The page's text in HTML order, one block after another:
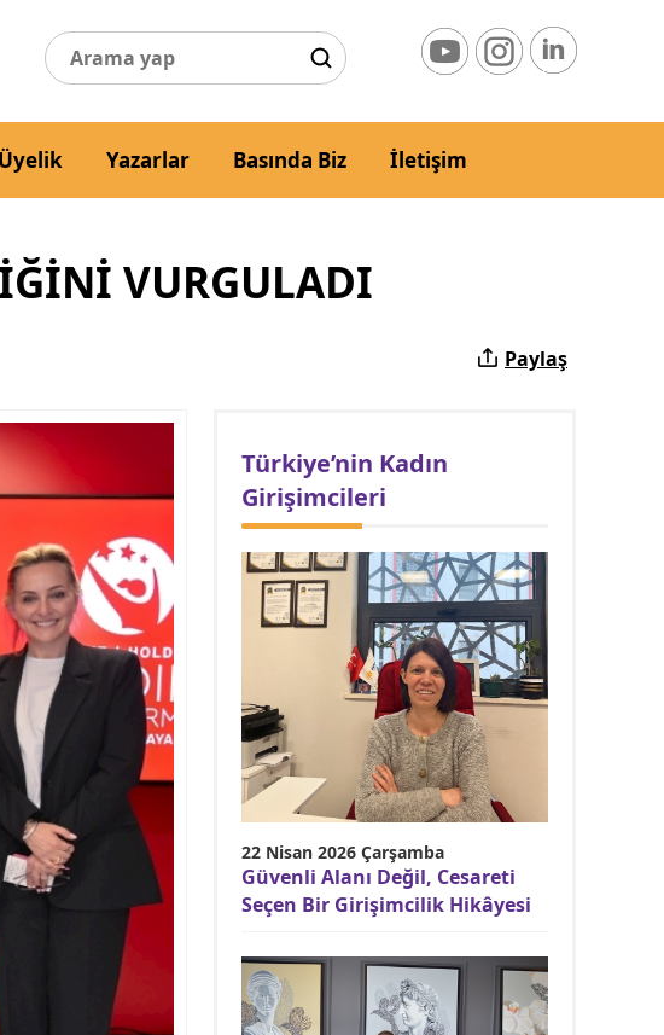
Üyelik Yazarlar Basında Biz İletişim
VURGULADI
Paylaş
Türkiye’nin Kadın
Girişimcileri
22 Nisan 2026 Çarşamba
Güvenli Alanı Değil, Cesareti
Seçen Bir Girişimcilik Hikâyesi